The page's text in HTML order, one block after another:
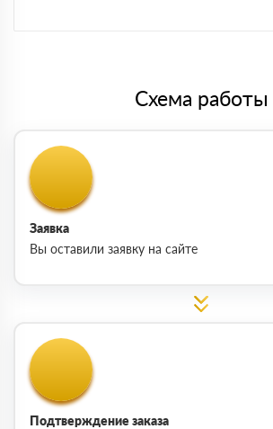
Схема работы
Заявка
Вы оставили заявку на сайте
Подтверждение заказа